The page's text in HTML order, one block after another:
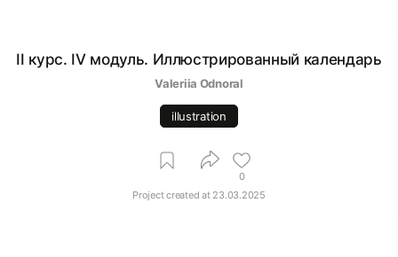
II курс. IV модуль. Иллюстрированный календарь
Valeriia Odnoral
illustration
0
Project created at 23.03.2025